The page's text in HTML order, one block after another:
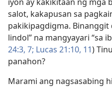
salot, kakapusan sa
pakikipagdigma. Binanggit
lindol” na mangyayari “sa
24:3, 7; Lucas 21:10, 11)
panahon?
Marami ang nagsasabing